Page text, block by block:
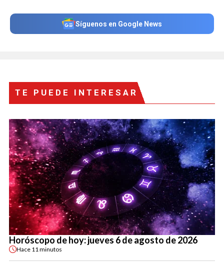
Síguenos en Google News
TE PUEDE INTERESAR
Horóscopo de hoy: jueves 6 de agosto de 2026
Hace 11 minutos